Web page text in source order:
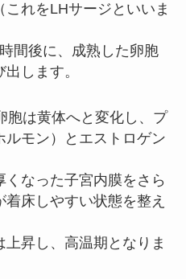
れをLHサージといいま
間後に、成熟した卵胞
します。
胞は黄体へと変化し、プ
ルモン）とエストロゲン
なった子宮内膜をさら
床しやすい状態を整え
昇し、高温期となりま